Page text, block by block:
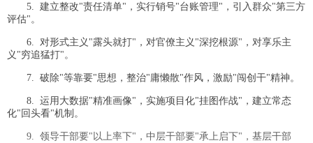
5. 建立整改"责任清单"，实行销号"台账管理"，引入群众"第三方
评估"。
6. 对形式主义"露头就打"，对官僚主义"深挖根源"，对享乐主
义"穷追猛打"。
7. 破除"等靠要"思想，整治"庸懒散"作风，激励"闯创干"精神。
8. 运用大数据"精准画像"，实施项目化"挂图作战"，建立常态
化"回头看"机制。
9. 领导干部要"以上率下"，中层干部要"承上启下"，基层干部